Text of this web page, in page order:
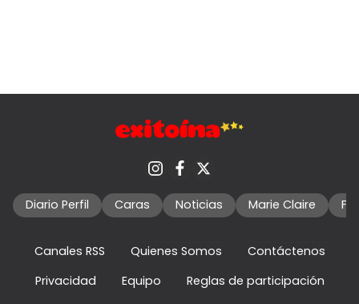
Diario Perfil Caras Noticias Marie Claire
Canales RSS Quienes Somos
Contáctenos
Privacidad
Equipo
Reglas de participación